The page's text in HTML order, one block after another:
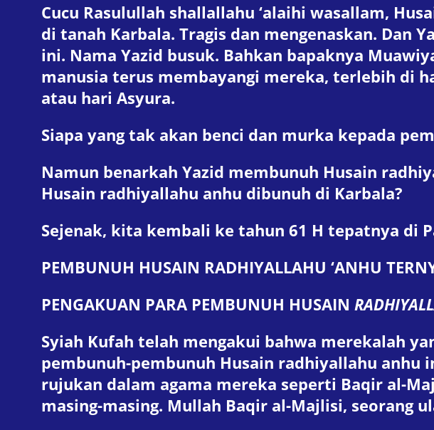
Cucu Rasulullah shallallahu ‘alaihi wasallam,
di tanah Karbala. Tragis dan mengenaskan. Dan
ini. Nama Yazid busuk. Bahkan bapaknya
manusia terus membayangi mereka, terlebih di
atau hari Asyura.
Siapa yang tak akan benci dan murka kepada
Namun benarkah Yazid membunuh Husain
Husain radhiyallahu anhu dibunuh di Karbala?
Sejenak, kita kembali ke tahun 61 H tepatnya di
PEMBUNUH HUSAIN RADHIYALLAHU ‘ANHU
PENGAKUAN PARA PEMBUNUH HUSAIN
Syiah Kufah telah mengakui bahwa merekalah
pembunuh-pembunuh Husain radhiyallahu anhu
rujukan dalam agama mereka seperti Baqir al-
masing-masing. Mullah Baqir al-Majlisi, seorang